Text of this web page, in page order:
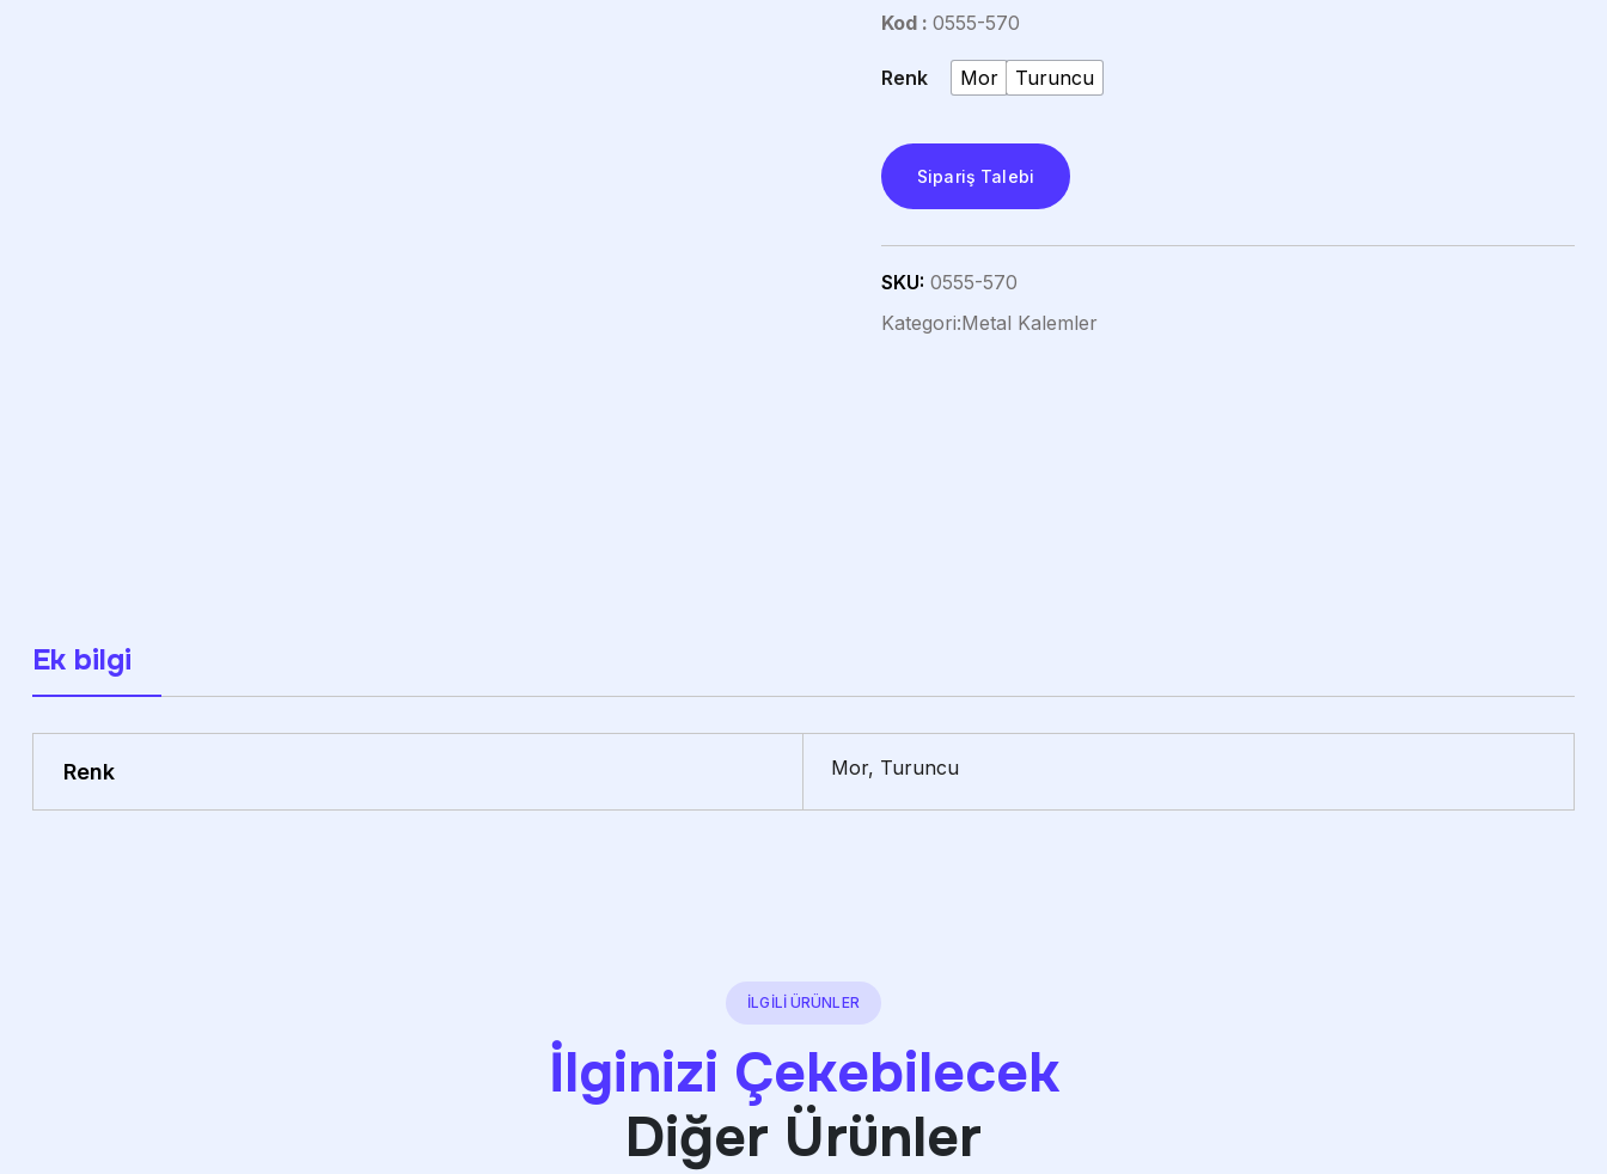
Kod : 0555-570
Renk Mor Turuncu
Sipariş Talebi
SKU: 0555-570
Kategori:Metal Kalemler
Ek bilgi
Renk Mor, Turuncu
İLGİLİ ÜRÜNLER
İlginizi Çekebilecek
Diğer Ürünler